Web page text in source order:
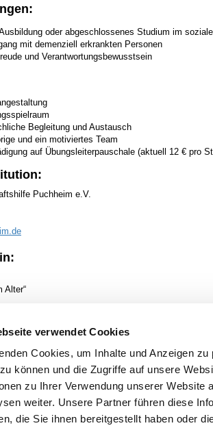
verwendet Cookies
Cookies, um Inhalte und Anzeigen
können und die Zugriffe auf unsere
zu Ihrer Verwendung unserer Website
weiter. Unsere Partner führen diese
die Sie ihnen bereitgestellt haben oder
oder abgeschlossenes Studium im
mit demenziell erkrankten Personen
und Verantwortungsbewusstsein
Begleitung und Austausch
und ein motiviertes Team
auf Übungsleiterpauschale (aktuell 12 € pro
Puchheim e.V.
Alter“
Kontakt
Telefon: +49 89 800 98 0